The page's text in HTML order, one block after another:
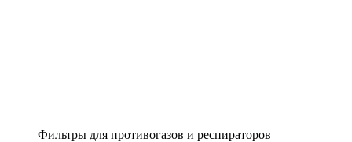
Фильтры для противогазов и респираторов